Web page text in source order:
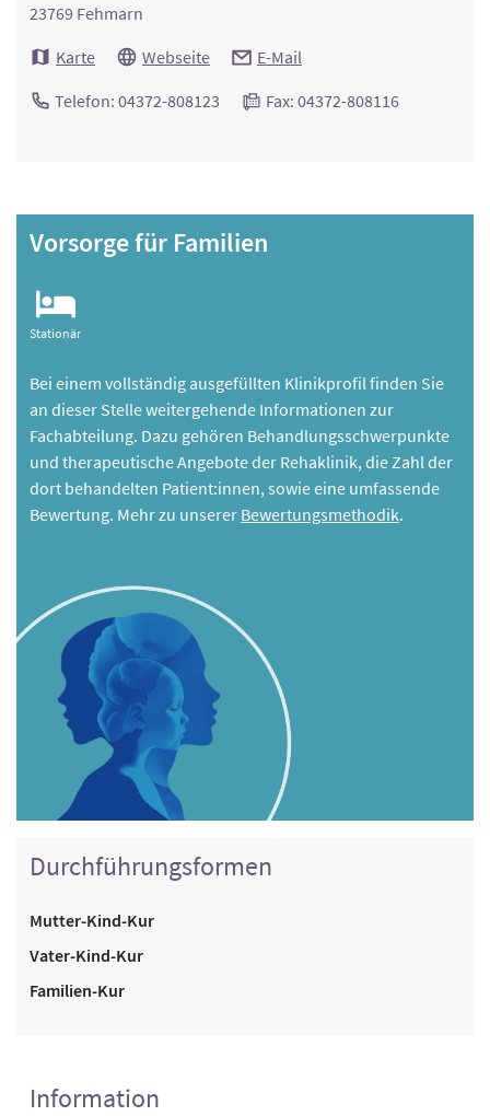
23769 Fehmarn
Karte
Webseite E-Mail
Telefon: 04372-808123 Fax: 04372-808116
Vorsorge für Familien
Stationär
Bei einem vollständig ausgefüllten Klinikprofil finden Sie
an dieser Stelle weitergehende Informationen zur
Fachabteilung. Dazu gehören Behandlungsschwerpunkte
und therapeutische Angebote der Rehaklinik, die Zahl der
dort behandelten Patient:innen, sowie eine umfassende
Bewertung. Mehr zu unserer Bewertungsmethodik.
Durchführungsformen
Mutter-Kind-Kur
Vater-Kind-Kur
Familien-Kur
Information